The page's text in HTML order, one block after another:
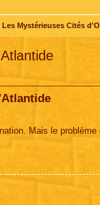
Les Mystérieuses Cités
Mais le